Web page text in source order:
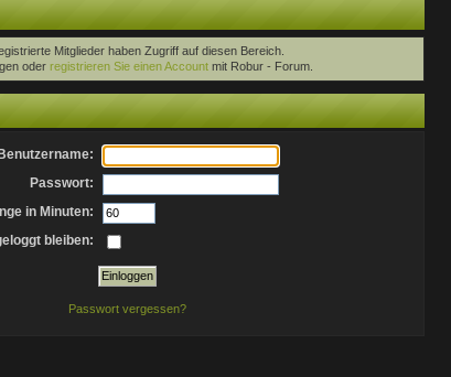
Mitglieder haben Zugriff auf diesen Bereich.
oder registrieren Sie einen Accountmit Robur - Forum.
Passwort:
in Minuten:
bleiben:
Passwort vergessen?